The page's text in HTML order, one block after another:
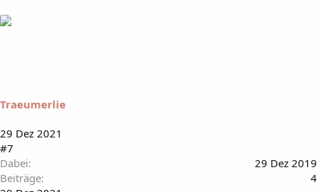
Traeumerlie
29 Dez 2021
#7
Dabei
29 Dez 2019
Beiträge
4